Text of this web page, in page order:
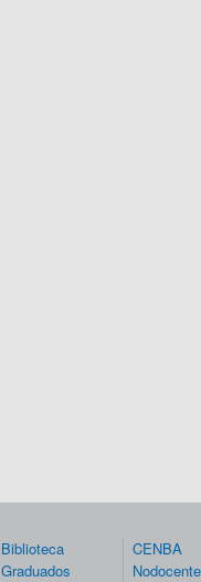
Biblioteca
Graduados
CENBA